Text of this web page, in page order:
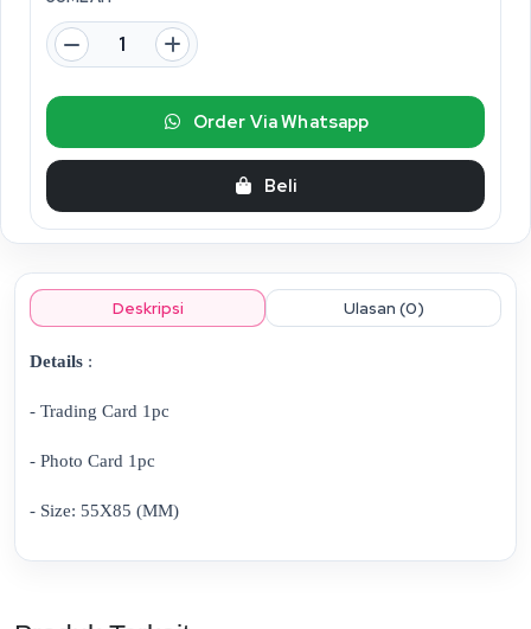
Order Via Whatsapp
Beli
Deskripsi Ulasan (0)
Details :
- Trading Card 1pc
- Photo Card 1pc
- Size: 55X85 (MM)